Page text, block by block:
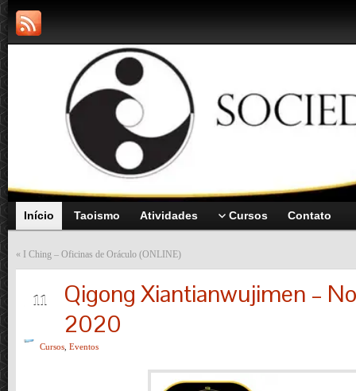
Início Taoismo Atividades Cursos Contato
« I Ching – Oficinas de Oráculo (ONLINE)
11
Qigong Xiantianwujimen –
2020
Cursos Eventos